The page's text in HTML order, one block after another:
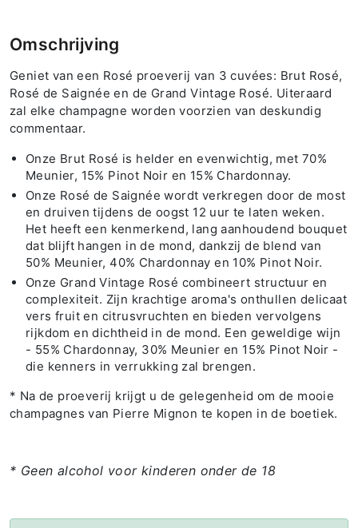
Omschrijving
Geniet van een Rosé proeverij van 3 cuvées: Brut Rosé,
Rosé de Saignée en de Grand Vintage Rosé. Uiteraard
zal elke champagne worden voorzien van deskundig
commentaar.
Onze Brut Rosé is helder en evenwichtig, met 70%
Meunier, 15% Pinot Noir en 15% Chardonnay.
Onze Rosé de Saignée wordt verkregen door de most
en druiven tijdens de oogst 12 uur te laten weken.
Het heeft een kenmerkend, lang aanhoudend bouquet
dat blijft hangen in de mond, dankzij de blend van
50% Meunier, 40% Chardonnay en 10% Pinot Noir.
Onze Grand Vintage Rosé combineert structuur en
complexiteit. Zijn krachtige aroma's onthullen delicaat
vers fruit en citrusvruchten en bieden vervolgens
rijkdom en dichtheid in de mond. Een geweldige wijn
- 55% Chardonnay, 30% Meunier en 15% Pinot Noir -
die kenners in verrukking zal brengen.
* Na de proeverij krijgt u de gelegenheid om de mooie
champagnes van Pierre Mignon te kopen in de boetiek.
* Geen alcohol voor kinderen onder de 18